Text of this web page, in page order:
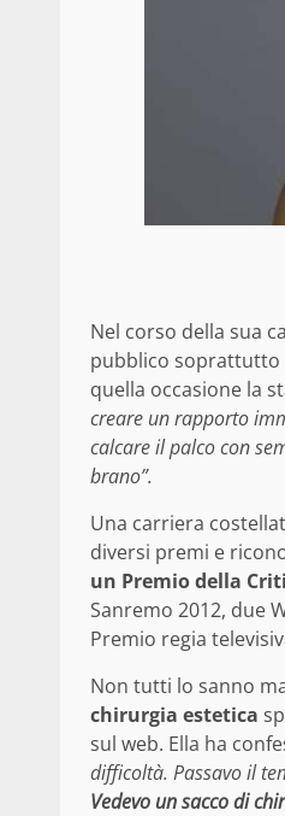
Nel corso della sua
pubblico soprattutto
quella occasione la
creare un rapporto
calcare il palco con
brano”.
Una carriera
diversi premi e
un Premio della
Sanremo 2012, due
Premio regia
Non tutti lo sanno
chirurgia estetica
sul web. Ella ha
difficoltà. Passavo il
Vedevo un sacco di